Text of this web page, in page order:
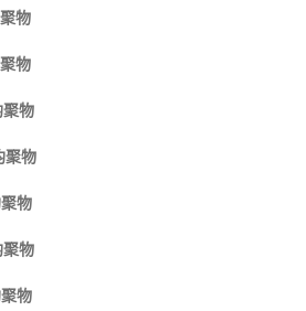
物
物
聚物
聚物
物
聚物
物